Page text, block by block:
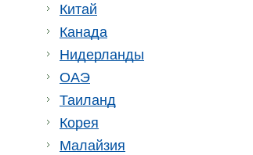
Китай
Канада
Нидерланды
ОАЭ
Таиланд
Корея
Малайзия